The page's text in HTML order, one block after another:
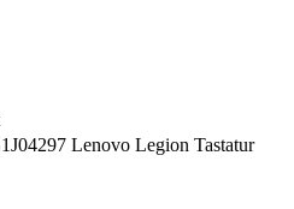
Lenovo Legion Tastatur